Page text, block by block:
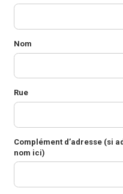
Nom
Rue
Complément d’adresse (si
nom ici)